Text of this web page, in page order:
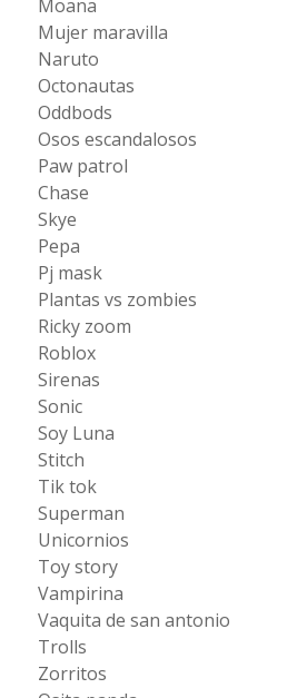
Moana
Mujer maravilla
Naruto
Octonautas
Oddbods
Osos escandalosos
Paw patrol
Chase
Skye
Pepa
Pj mask
Plantas vs zombies
Ricky zoom
Roblox
Sirenas
Sonic
Soy Luna
Stitch
Tik tok
Superman
Unicornios
Toy story
Vampirina
Vaquita de san antonio
Trolls
Zorritos